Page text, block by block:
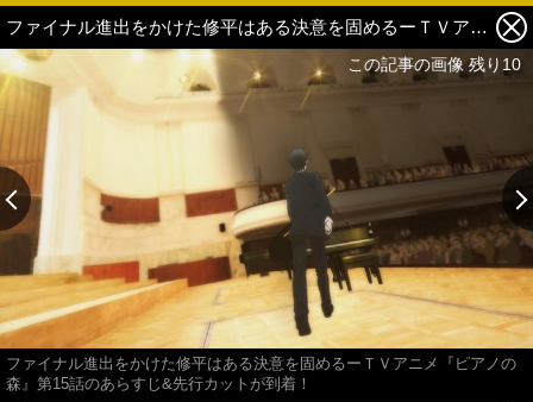
ファイナル進出をかけた修平はある決意を固めるーＴＶアニメ『ピアノの森』第15話のあらすじ&先行カットが到着！ 9枚目の写真・画像
ファイナル進出をかけた修平はある決意を固めるーＴＶアニメ『ピアノの
森』第15話のあらすじ&先行カットが到着！
この記事の画像 残り10